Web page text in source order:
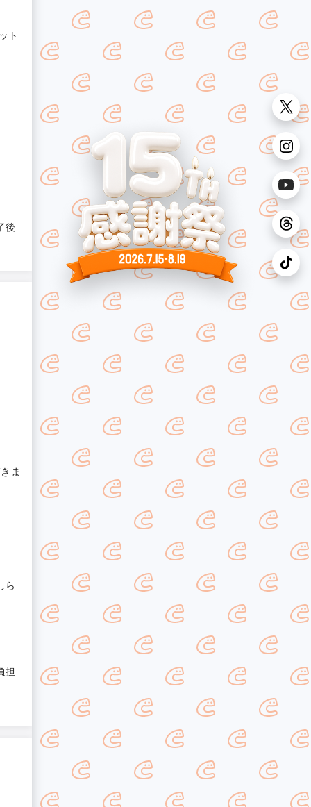
ト
後
ま
ら
担